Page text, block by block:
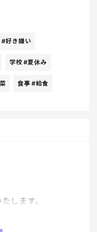
に緑の野菜は毎日1
いが無くなれば良
あれば教えてくだ
菜以外のおかずでも
#好き嫌い
学校 #夏休み
食事 #給食
します。
ってもパッキング終